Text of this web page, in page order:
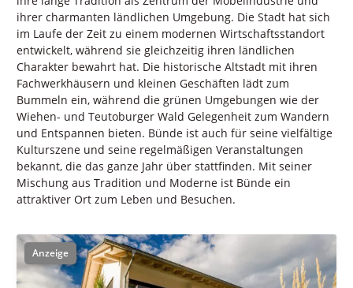
ihrer charmanten ländlichen Umgebung. Die Stadt hat sich
im Laufe der Zeit zu einem modernen Wirtschaftsstandort
entwickelt, während sie gleichzeitig ihren ländlichen
Charakter bewahrt hat. Die historische Altstadt mit ihren
Fachwerkhäusern und kleinen Geschäften lädt zum
Bummeln ein, während die grünen Umgebungen wie der
Wiehen- und Teutoburger Wald Gelegenheit zum Wandern
und Entspannen bieten. Bünde ist auch für seine vielfältige
Kulturszene und seine regelmäßigen Veranstaltungen
bekannt, die das ganze Jahr über stattfinden. Mit seiner
Mischung aus Tradition und Moderne ist Bünde ein
attraktiver Ort zum Leben und Besuchen.